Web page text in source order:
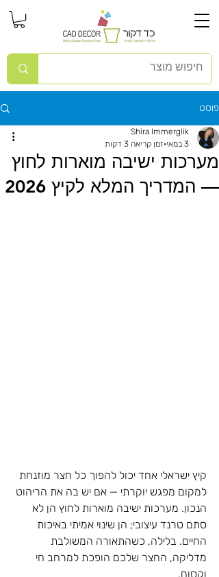
פוסט
מערכות ישיבה מוארות לחוץ
— המדריך המלא לקיץ 2026
Shira Immerglik
3 במאי
זמן קריאה 3 דקות
קיץ ישראלי אחד יכול להפוך כל חצר מוזנחת
למקום מפגש יוקרתי — אם יש בה את הריהוט
הנכון. מערכות ישיבה מוארות לחוץ הן לא
סתם טרנד עיצובי; הן שינוי אמיתי באיכות
החיים. בלילה, כשהתאורה המשולבת
מדליקה, החצר שלכם הופכת למרחב חי
וקסום.